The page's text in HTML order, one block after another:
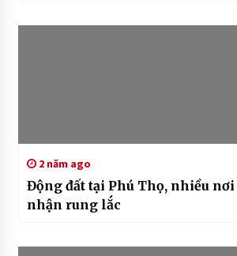
2 năm ago
Động đất tại Phú Thọ, nhiều nơi
nhận rung lắc